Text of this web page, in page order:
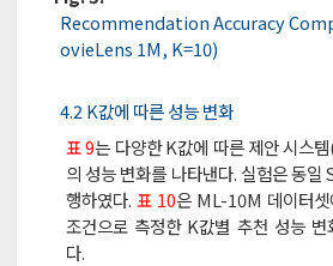
Recommendation Accuracy
ovieLens 1M, K=10)
4.2 K값에 따른 성능 변화
표 9는 다양한 K값에 따른 제안 시스
의 성능 변화를 나타낸다. 실험은 동일
행하였다. 표 10은 ML-10M 데이터셋
조건으로 측정한 K값별 추천 성능 변
다.